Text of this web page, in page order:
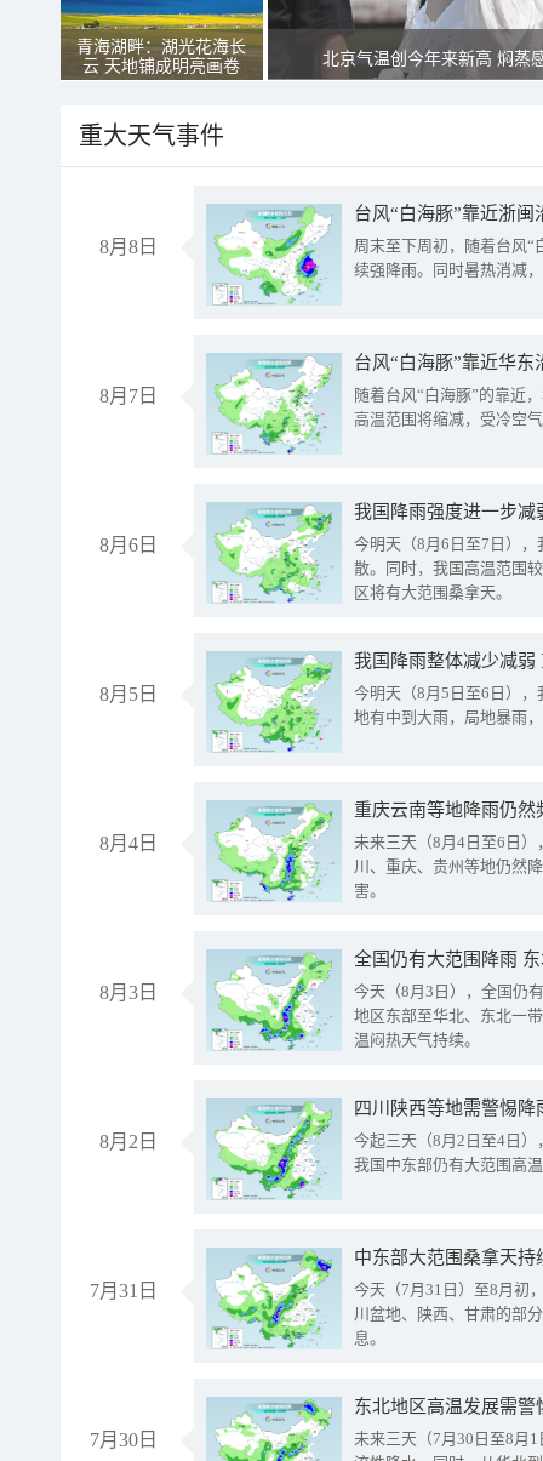
青海湖畔：湖光花海长
云 天地铺成明亮画卷
北京气温创今年来新高 焖蒸
重大天气事件
8月8日
台风“白海豚”靠近浙
周末至下周初，随着台风“
续强降雨。同时暑热消减
8月7日
台风“白海豚”靠近华
随着台风“白海豚”的靠近
高温范围将缩减，受冷空
8月6日
今明天（8月6日至7日）
散。同时，我国高温范围
区将有大范围桑拿天。
8月5日
我国降雨整体减少减弱
今明天（8月5日至6日）
地有中到大雨，局地暴雨
8月4日
重庆云南等地降雨仍然
未来三天（8月4日至6日
川、重庆、贵州等地仍然
害。
8月3日
全国仍有大范围降雨
今天（8月3日），全国仍
地区东部至华北、东北一
温闷热天气持续。
8月2日
今起三天（8月2日至4日
我国中东部仍有大范围高
7月31日
中东部大范围桑拿天
今天（7月31日）至8月初
川盆地、陕西、甘肃的部
息。
7月30日
东北地区高温发展需
未来三天（7月30日至8月